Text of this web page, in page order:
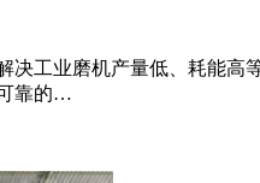
决工业磨机产量低、耗能
靠的…